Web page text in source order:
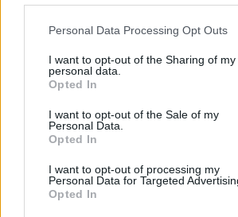
Personal Data Processing Opt Outs
I want to opt-out of the Sharing of my
personal data.
Opted In
I want to opt-out of the Sale of my
Personal Data.
Opted In
I want to opt-out of processing my
Personal Data for Targeted
Opted In
IL PIÙ LETTO DEL